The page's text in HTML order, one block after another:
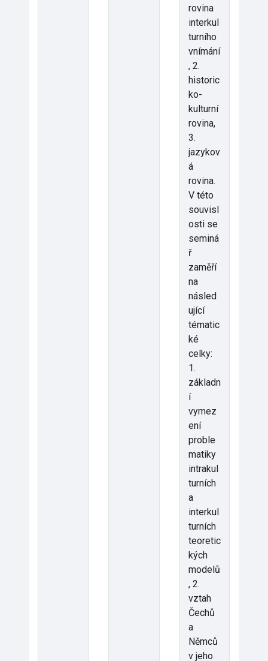
rovina
interkul
turního
vnímání
, 2.
historic
ko-
kulturní
rovina,
3.
jazykov
á
rovina.
V této
souvisl
osti se
seminá
ř
zaměří
na
násled
ující
tématic
ké
celky:
1.
základn
í
vymez
ení
proble
matiky
intrakul
turních
a
interkul
turních
teoretic
kých
modelů
, 2.
vztah
Čechů
a
Němců
v jeho